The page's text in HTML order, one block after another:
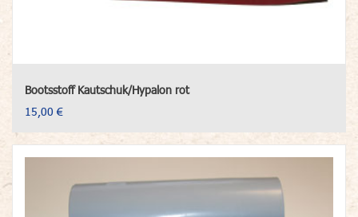
Bootsstoff Kautschuk/Hypalon rot
15,00 €